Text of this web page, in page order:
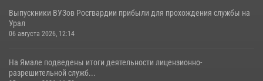
Выпускники ВУЗов Росгвардии прибыли для прохождения службы на
Урал
06 августа 2026, 12:14
На Ямале подведены итоги деятельности лицензионно-
разрешительной служб...